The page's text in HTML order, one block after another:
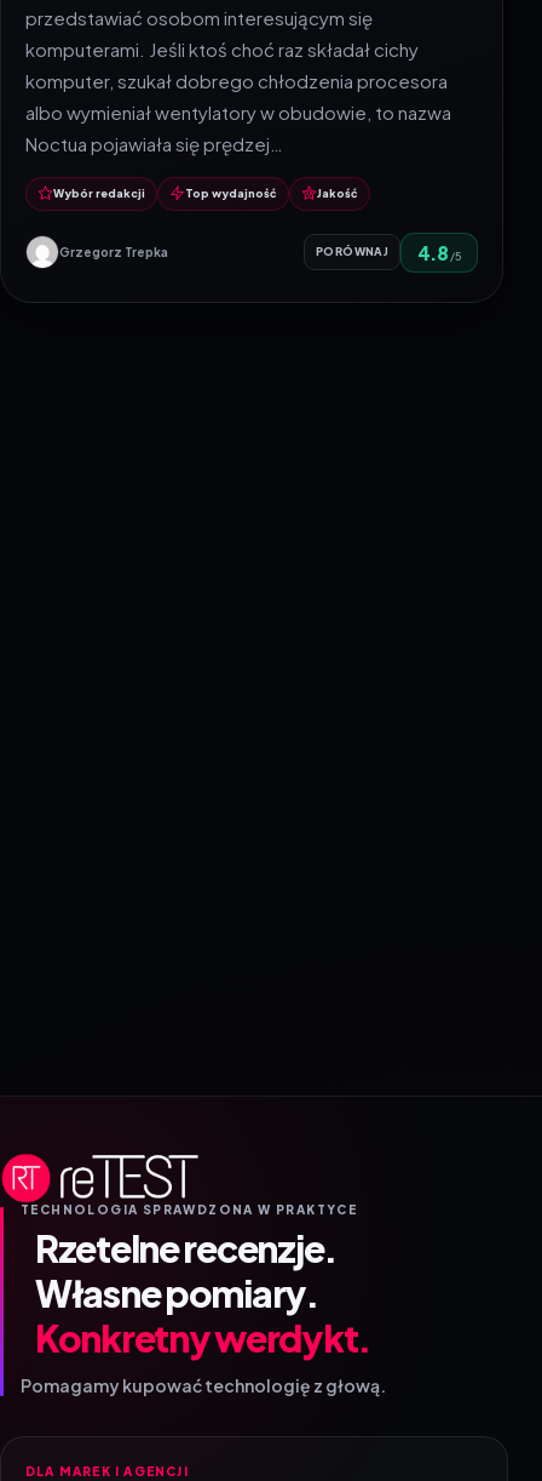
przedstawiać osobom interesującym się
komputerami. Jeśli ktoś choć raz składał cichy
komputer, szukał dobrego chłodzenia procesora
albo wymieniał wentylatory w obudowie, to nazwa
Noctua pojawiała się prędzej…
Wybór redakcji Top wydajność Jakość
Grzegorz Trepka PORÓWNAJ 4.8 /5
TECHNOLOGIA SPRAWDZONA W PRAKTYCE
Rzetelne recenzje.
Własne pomiary.
Konkretny werdykt.
Pomagamy kupować technologię z głową.
DLA MAREK I AGENCJI